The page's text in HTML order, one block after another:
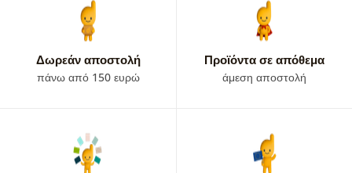
Δωρεάν αποστολή
πάνω από 150 ευρώ
Προϊόντα σε απόθεμα
άμεση αποστολή